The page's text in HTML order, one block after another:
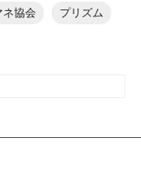
ネ協会 プリズム